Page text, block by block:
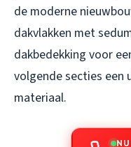
de moderne
dakvlakken met
dakbedekking voor
volgende secties een
materiaal.